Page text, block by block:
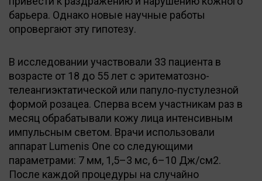
барьера. Однако новые научные работы
опровергают эту гипотезу.
В исследовании участвовали 33 пациента в
возрасте от 18 до 55 лет с эритематозно-
телеангиэктатической или папуло-пустулезной
формой розацеа. Сперва всем участникам раз в
месяц обрабатывали кожу лица интенсивным
импульсным светом. Врачи использовали
аппарат Lumenis One со следующими
параметрами: 7 мм, 1,5–3 мс, 6–10 Дж/см2.
После каждой процедуры на случайно